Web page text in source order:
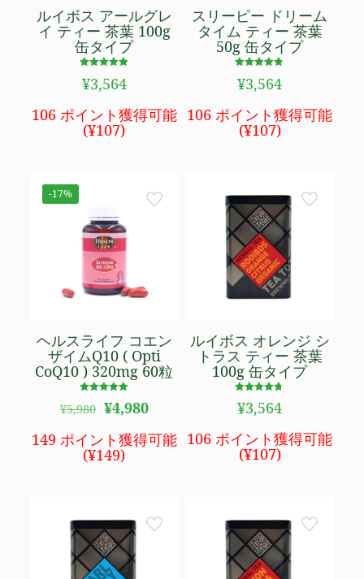
ルイボス アールグレ
イ ティー 茶葉 100g
缶タイプ
4.95
の評価
¥3,564
106 ポイント獲得可能
(¥107)
スリーピー ドリーム
タイム ティー 茶葉
50g 缶タイプ
4.79
の評価
¥3,564
106 ポイント獲得可能
(¥107)
-17%
ヘルスライフ コエン
ザイムQ10 ( Opti
CoQ10 ) 320mg 60粒
4.90
¥5,980 元
価
格
し
た。
¥4,980現
の
価
で
す。
149 ポイント獲得可能
(¥149)
ルイボス オレンジ シ
トラス ティー 茶葉
100g 缶タイプ
4.67
の評価
¥3,564
106 ポイント獲得可能
(¥107)